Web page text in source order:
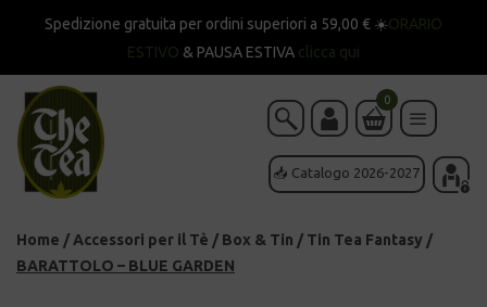
Spedizione gratuita per ordini superiori a 59,00 € ☀️ORARIO
ESTIVO & PAUSA ESTIVA clicca qui
📥 Catalogo 2026-2027
0
Home / Accessori per il Tè / Box & Tin / Tin Tea Fantasy /
BARATTOLO – BLUE GARDEN